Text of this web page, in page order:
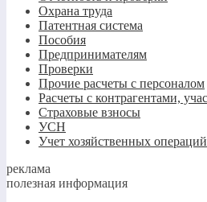
Охрана труда
Патентная система
Пособия
Предпринимателям
Проверки
Прочие расчеты с персоналом
Расчеты с контрагентами,
Страховые взносы
УСН
Учет хозяйственных операций
реклама
полезная информация